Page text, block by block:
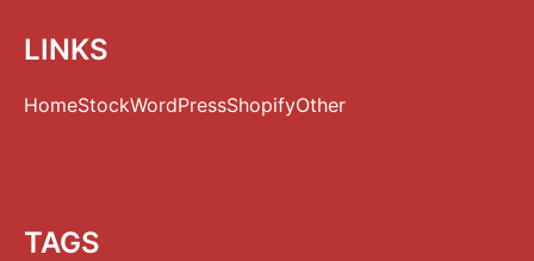
LINKS
HomeStockWordPressShopifyOther
TAGS